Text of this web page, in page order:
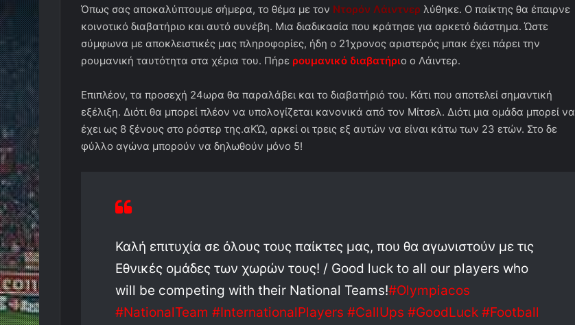
Όπως σας αποκαλύπτουμε σήμερα, το θέμα με τον Ντορόν Λάιντνερ λύθηκε. Ο παίκτης θα έπαιρνε
κοινοτικό διαβατήριο και αυτό συνέβη. Μια διαδικασία που κράτησε για αρκετό διάστημα. Ώστε
σύμφωνα με αποκλειστικές μας πληροφορίες, ήδη ο 21χρονος αριστερός μπακ έχει πάρει την
ρουμανική ταυτότητα στα χέρια του. Πήρε ρουμανικό διαβατήριο ο Λάιντερ.
Επιπλέον, τα προσεχή 24ωρα θα παραλάβει και το διαβατήριό του. Κάτι που αποτελεί σημαντική
εξέλιξη. Διότι θα μπορεί πλέον να υπολογίζεται κανονικά από τον Μίτσελ. Διότι μια ομάδα μπορεί να
έχει ως 8 ξένους στο ρόστερ της.αΚΏ, αρκεί οι τρεις εξ αυτών να είναι κάτω των 23 ετών. Στο δε
φύλλο αγώνα μπορούν να δηλωθούν μόνο 5!
Καλή επιτυχία σε όλους τους παίκτες μας, που θα αγωνιστούν με τις
Εθνικές ομάδες των χωρών τους! / Good luck to all our players who
will be competing with their National Teams!#Olympiacos
#NationalTeam #InternationalPlayers #CallUps #GoodLuck #Football